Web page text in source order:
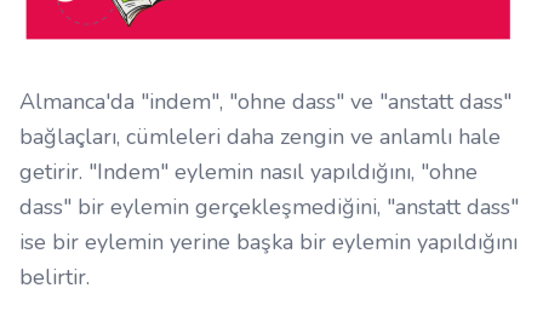
Almanca'da "indem", "ohne dass" ve "anstatt dass"
bağlaçları, cümleleri daha zengin ve anlamlı hale
getirir. "Indem" eylemin nasıl yapıldığını, "ohne
dass" bir eylemin gerçekleşmediğini, "anstatt dass"
ise bir eylemin yerine başka bir eylemin yapıldığını
belirtir.